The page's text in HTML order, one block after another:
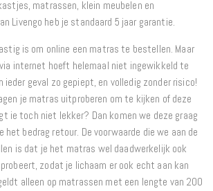
matrassen, klein meubelen en
Livengo heb je standaard 5 jaar garantie.
is om online een matras te bestellen. Maar
internet hoeft helemaal niet ingewikkeld te
ieder geval zo gepiept, en volledig zonder risico!
je matras uitproberen om te kijken of deze
ie toch niet lekker? Dan komen we deze graag
het bedrag retour. De voorwaarde die we aan de
is dat je het matras wel daadwerkelijk ook
zodat je lichaam er ook echt aan kan
alleen op matrassen met een lengte van 200